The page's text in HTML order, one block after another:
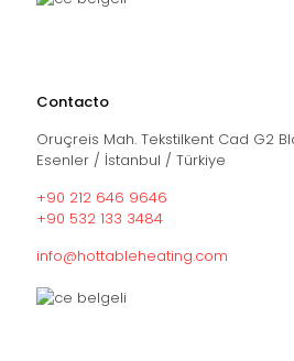
Contacto
Oruçreis Mah. Tekstilkent Cad G2
Esenler / İstanbul / Türkiye
+90 212 646 9646
+90 532 133 3484
info@hottableheating.com